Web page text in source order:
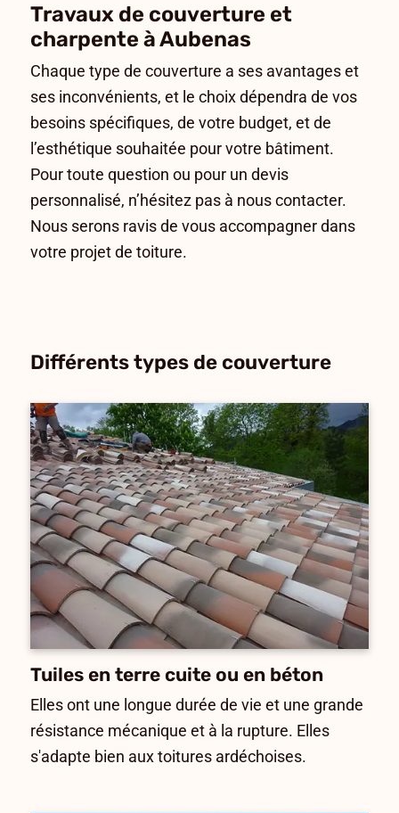
Travaux de couverture et
charpente à Aubenas
Chaque type de couverture a ses avantages et
ses inconvénients, et le choix dépendra de vos
besoins spécifiques, de votre budget, et de
l’esthétique souhaitée pour votre bâtiment.
Pour toute question ou pour un devis
personnalisé, n’hésitez pas à nous contacter.
Nous serons ravis de vous accompagner dans
votre projet de toiture.
Différents types de couverture
Tuiles en terre cuite ou en béton
Elles ont une longue durée de vie et une grande
résistance mécanique et à la rupture. Elles
s'adapte bien aux toitures ardéchoises.